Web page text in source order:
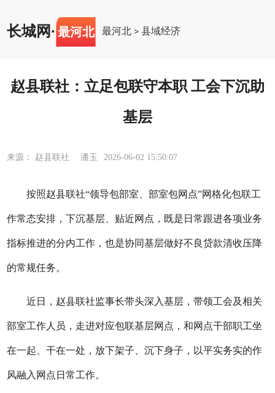
长城网· 最河北 最河北 >县域经济
赵县联社：立足包联守本职 工会下沉助
基层
来源： 赵县联社 潘玉 2026-06-02 15:50:07
按照赵县联社“领导包部室、部室包网点”网格化包联工
作常态安排，下沉基层、贴近网点，既是日常跟进各项业务
指标推进的分内工作，也是协同基层做好不良贷款清收压降
的常规任务。
近日， 赵县联社监事长带头深入基层，带领工会及相关
部室工作人员，走进对应包联基层网点，和网点干部职工坐
在一起、干在一处，放下架子、沉下身子，以平实务实的作
风融入网点日常工作。